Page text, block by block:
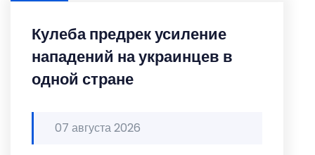
Кулеба предрек усиление
нападений на украинцев в
одной стране
07 августа 2026